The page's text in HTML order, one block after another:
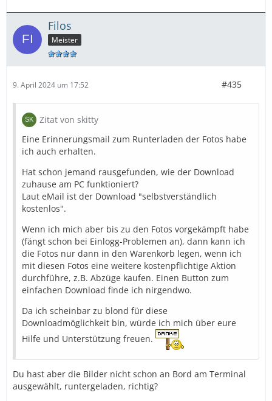
Filos
Meister
9. April 2024 um 17:52 #435
Zitat von skitty
Eine Erinnerungsmail zum Runterladen der Fotos habe
ich auch erhalten.
Hat schon jemand rausgefunden, wie der Download
zuhause am PC funktioniert?
Laut eMail ist der Download "selbstverständlich
kostenlos".
Wenn ich mich aber bis zu den Fotos vorgekämpft habe
(fängt schon bei Einlogg-Problemen an), dann kann ich
die Fotos nur dann in den Warenkorb legen, wenn ich
mit diesen Fotos eine weitere kostenpflichtige Aktion
durchführe, z.B. Abzüge kaufen. Einen Button zum
einfachen Download finde ich nirgendwo.
Da ich scheinbar zu blond für diese
Downloadmöglichkeit bin, würde ich mich über eure
Hilfe und Unterstützung freuen.
Du hast aber die Bilder nicht schon an Bord am Terminal
ausgewählt, runtergeladen, richtig?